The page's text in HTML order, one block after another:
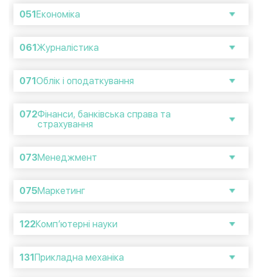
051Економіка
061Журналістика
071Облік і оподаткування
072Фінанси, банківська справа та
страхування
073Менеджмент
075Маркетинг
122Комп’ютерні науки
131Прикладна механіка